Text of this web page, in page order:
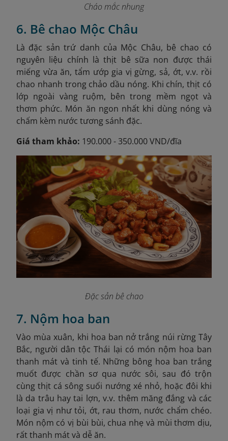
Cháo mắc nhung
6. Bê chao Mộc Châu
Là đặc sản trứ danh của Mộc Châu, bê chao có
nguyên liệu chính là thịt bê sữa non được thái
miếng vừa ăn, tẩm ướp gia vị gừng, sả, ớt, v.v. rồi
chao nhanh trong chảo dầu nóng. Khi chín, thịt có
lớp ngoài vàng ruộm, bên trong mềm ngọt và
thơm phức. Món ăn ngon nhất khi dùng nóng và
chấm kèm nước tương sánh đặc.
Giá tham khảo: 190.000 - 350.000 VND/đĩa
Đặc sản bê chao
7. Nộm hoa ban
Vào mùa xuân, khi hoa ban nở trắng núi rừng Tây
Bắc, người dân tộc Thái lại có món nộm hoa ban
thanh mát và tinh tế. Những bông hoa ban trắng
muốt được chần sơ qua nước sôi, sau đó trộn
cùng thịt cá sông suối nướng xé nhỏ, hoặc đôi khi
là da trâu hay tai lợn, v.v. thêm măng đắng và các
loại gia vị như tỏi, ớt, rau thơm, nước chẩm chéo.
Món nộm có vị bùi bùi, chua nhẹ và mùi thơm dịu,
rất thanh mát và dễ ăn.